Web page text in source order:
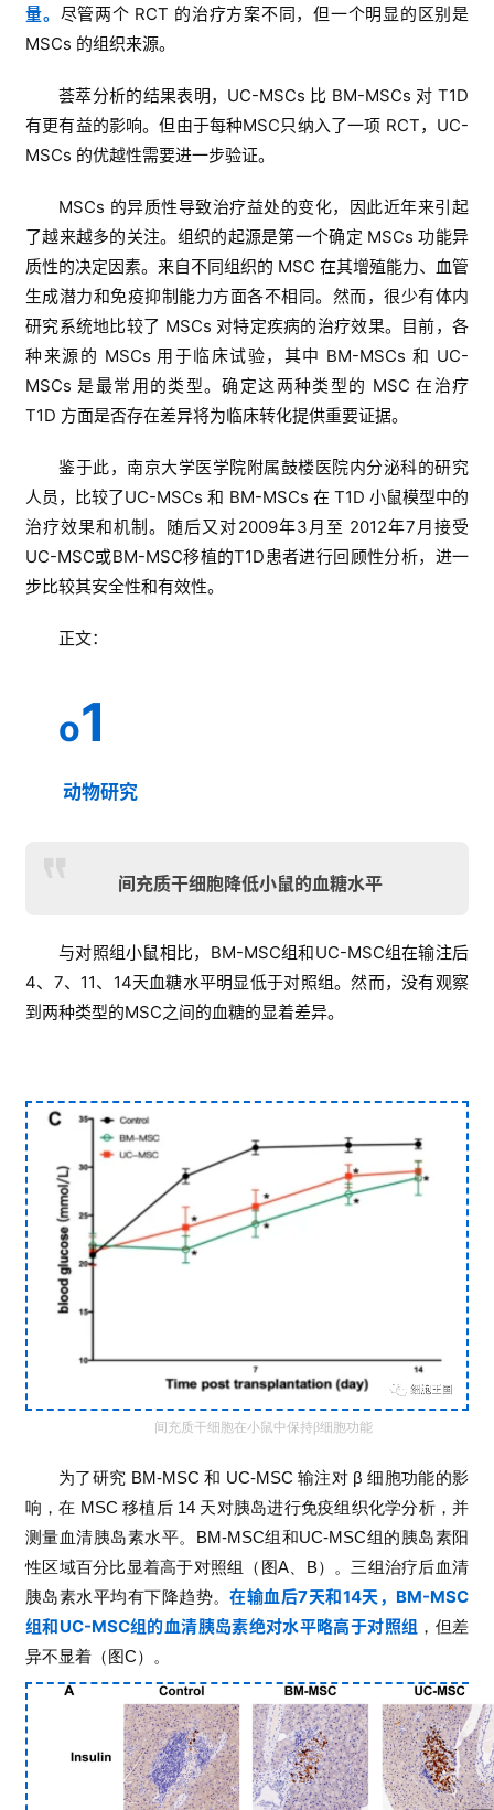
量。 尽管两个 RCT 的治疗方案不同，但一个明显的区别是
MSCs 的组织来源。
荟萃分析的结果表明，UC-MSCs 比 BM-MSCs 对 T1D
有更有益的影响。但由于每种MSC只纳入了一项 RCT，UC-
MSCs 的优越性需要进一步验证。
MSCs 的异质性导致治疗益处的变化，因此近年来引起
了越来越多的关注。组织的起源是第一个确定 MSCs 功能异
质性的决定因素。来自不同组织的 MSC 在其增殖能力、血管
生成潜力和免疫抑制能力方面各不相同。然而，很少有体内
研究系统地比较了 MSCs 对特定疾病的治疗效果。目前，各
种来源的 MSCs 用于临床试验，其中 BM-MSCs 和 UC-
MSCs 是最常用的类型。确定这两种类型的 MSC 在治疗
T1D 方面是否存在差异将为临床转化提供重要证据。
鉴于此，南京大学医学院附属鼓楼医院内分泌科的研究
人员，比较了UC-MSCs 和 BM-MSCs 在 T1D 小鼠模型中的
治疗效果和机制。随后又对2009年3月至 2012年7月接受
UC-MSC或BM-MSC移植的T1D患者进行回顾性分析，进一
步比较其安全性和有效性。
正文：
o1
动物研究
间充质干细胞降低小鼠的血糖水平
与对照组小鼠相比，BM-MSC组和UC-MSC组在输注后
4、7、11、14天血糖水平明显低于对照组。然而，没有观察
到两种类型的MSC之间的血糖的显着差异。
间充质干细胞在小鼠中保持β细胞功能
为了研究 BM-MSC 和 UC-MSC 输注对 β细胞功能的影
响，在 MSC移植后 14 天对胰岛进行免疫组织化学分析，并
测量血清胰岛素水平。 BM-MSC组和UC-MSC组的胰岛素阳
性区域百分比显着高于对照组（图A B）。三组治疗后血清
胰岛素水平均有下降趋势。在输血后7天和14天，BM-MSC
组和UC-MSC组的血清胰岛素绝对水平略高于对照组 ，但差
异不显着（图C）。